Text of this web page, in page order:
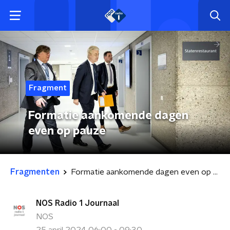
Fragment
Formatie aankomende dagen
even op pauze
Fragmenten Formatie aankomende dagen even op pauze
NOS Radio 1 Journaal
NOS